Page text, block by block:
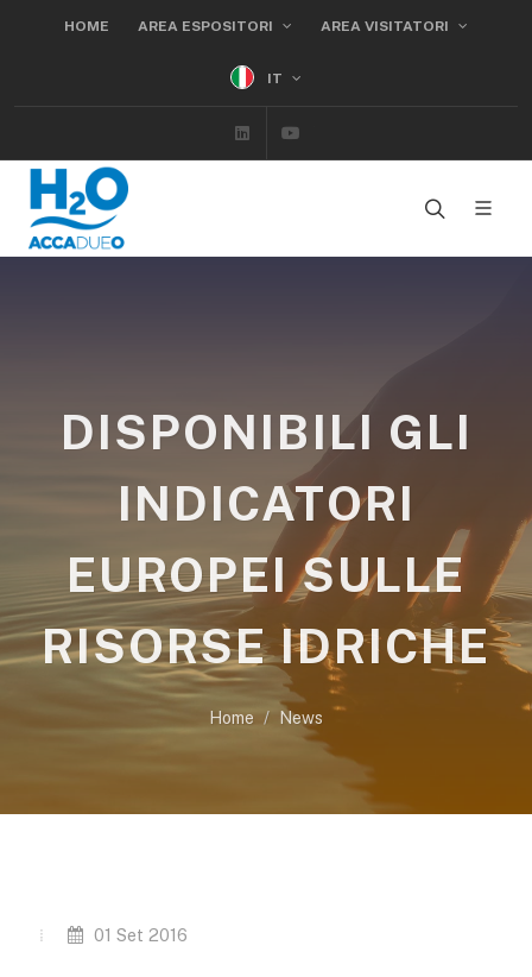
HOME AREA ESPOSITORI AREA VISITATORI
IT
Linkedin
DISPONIBILI GLI
INDICATORI
EUROPEI SULLE
RISORSE IDRICHE
Home News
01 Set 2016